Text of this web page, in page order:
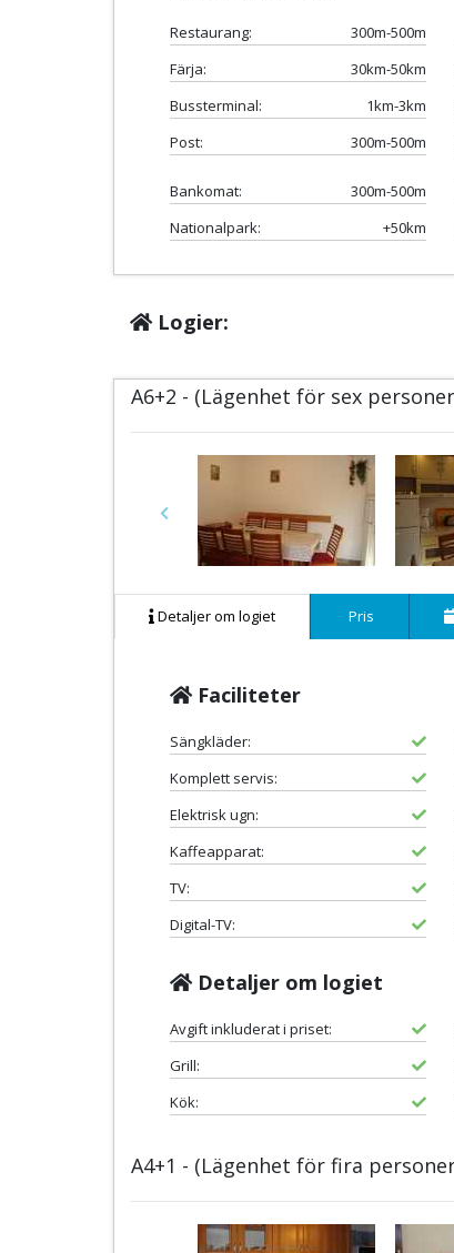
Restaurang: 300m-500m
Färja:
30km-50km
Bussterminal:
1km-3km
Post:
300m-500m
Bankomat: 300m-500m
Nationalpark:
+50km
Logier:
A6+2 - (Lägenhet för sex
Previous
Detaljer om logiet Pris
Faciliteter
Sängkläder:
Komplett servis:
Elektrisk ugn:
Kaffeapparat:
TV:
Digital-TV:
Detaljer om logiet
Avgift inkluderat i priset:
Grill:
Kök:
A4+1 - (Lägenhet för fira